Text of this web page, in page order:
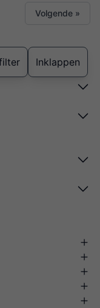
Inklappen
Volgende »